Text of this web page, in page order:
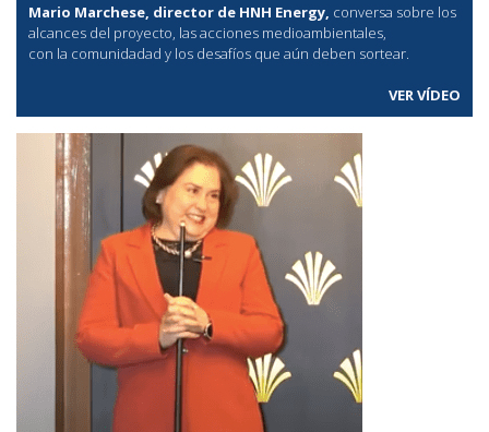
Mario Marchese, director de HNH Energy, conversa sobre los
alcances del proyecto, las acciones medioambientales,
con la comunidadad y los desafíos que aún deben sortear.
VER VÍDEO